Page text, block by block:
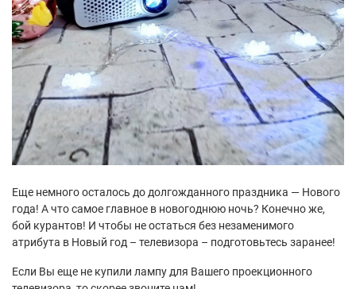
Еще немного осталось до долгожданного праздника — Нового
года! А что самое главное в новогоднюю ночь? Конечно же,
бой курантов! И чтобы не остаться без незаменимого
атрибута в Новый год – телевизора – подготовьтесь заранее!
Если Вы еще не купили лампу для Вашего проекционного